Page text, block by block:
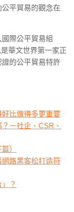
平貿易的觀念在
國際公平貿易組
華文世界第一家正
的公平貿易特許
比做得多更重要
－社企、CSR、
篇）
路黑客松打造符
？